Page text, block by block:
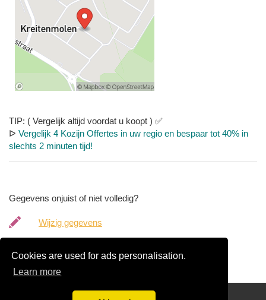
Cookies are used for ads personalisation.
Learn more
TIP: ( Vergelijk altijd voordat u koopt ) ✅
ᐅ Vergelijk 4 Kozijn Offertes in uw regio en bespaar tot 40% in
slechts 2 minuten tijd!
Gegevens onjuist of niet volledig?
Wijzig gegevens
Ontvang vrijblijvend 4 kozijn offertes